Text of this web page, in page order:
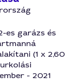
es garázs és
(1 x 2,60
- 2021